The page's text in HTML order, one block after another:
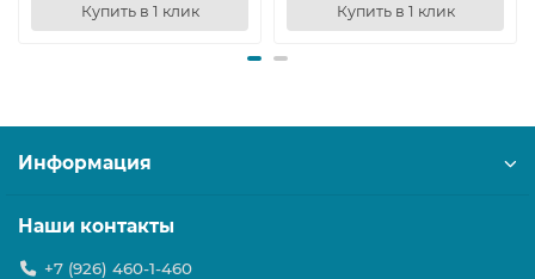
Купить в 1 клик Купить в 1 клик
Информация
Наши контакты
+7 (926) 460-1-460